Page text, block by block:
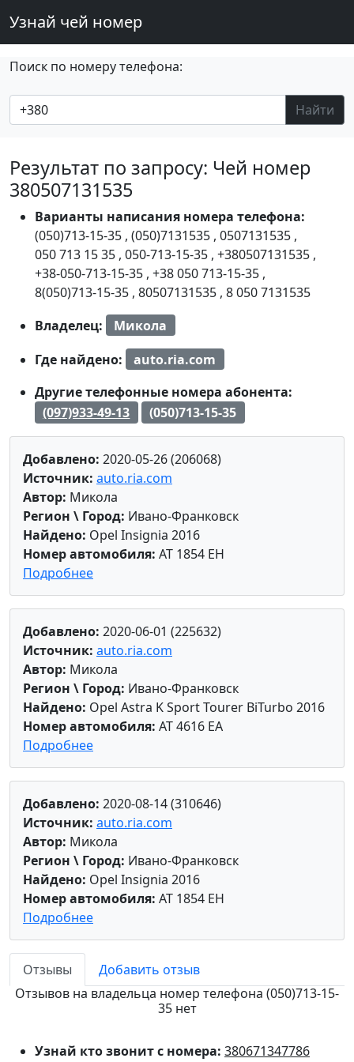
Узнай чей номер
Поиск по номеру телефона:
Найти
Результат по запросу: Чей номер
380507131535
Варианты написания номера телефона:
(050)713-15-35 , (050)7131535 , 0507131535 ,
050 713 15 35 , 050-713-15-35 , +380507131535 ,
+38-050-713-15-35 , +38 050 713-15-35 ,
8(050)713-15-35 , 80507131535 , 8 050 7131535
Владелец:
Микола
Где найдено:
auto.ria.com
Другие телефонные номера абонента:
(097)933-49-13
(050)713-15-35
Добавлено: 2020-05-26 (206068)
Источник: auto.ria.com
Автор: Микола
Регион \ Город: Ивано-Франковск
Найдено: Opel Insignia 2016
Номер автомобиля: AT 1854 EH
Подробнее
Добавлено: 2020-06-01 (225632)
Источник: auto.ria.com
Автор: Микола
Регион \ Город: Ивано-Франковск
Найдено: Opel Astra K Sport Tourer BiTurbo 2016
Номер автомобиля: AT 4616 EA
Подробнее
Добавлено: 2020-08-14 (310646)
Источник: auto.ria.com
Автор: Микола
Регион \ Город: Ивано-Франковск
Найдено: Opel Insignia 2016
Номер автомобиля: AT 1854 EH
Подробнее
Отзывы
Добавить отзыв
Отзывов на владельца номер телефона (050)713-15-
35 нет
Узнай кто звонит с номера: 380671347786